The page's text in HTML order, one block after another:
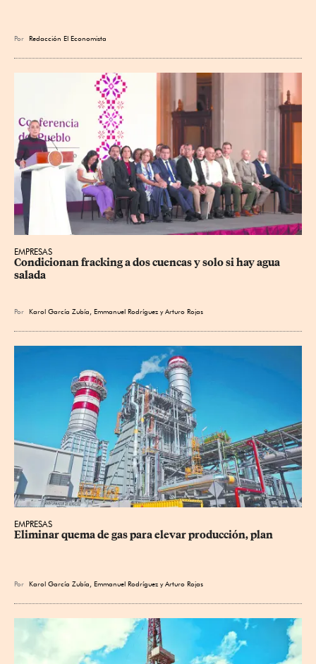
Por Redacción El Economista
EMPRESAS
Condicionan fracking a dos cuencas y solo si hay agua
salada
Por Karol García Zubía Emmanuel Rodríguez yArturo Rojas
EMPRESAS
Eliminar quema de gas para elevar producción, plan
Por Karol García Zubía Emmanuel Rodríguez yArturo Rojas